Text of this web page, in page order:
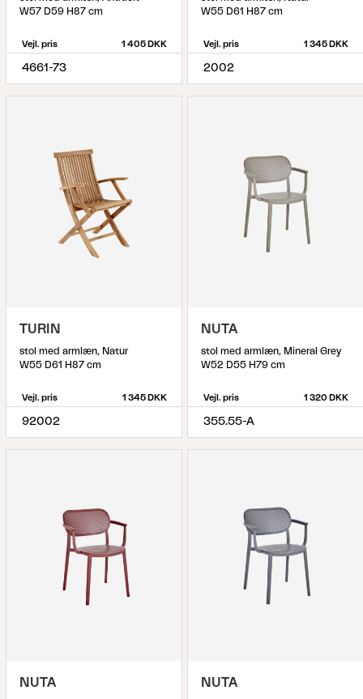
W57 D59 H87 cm
Vejl. pris 1 405 DKK
4661-73
W55 D61 H87 cm
Vejl. pris 1 345 DKK
2002
TURIN
stol med armlæn, Natur
W55 D61 H87 cm
Vejl. pris 1 345 DKK
92002
NUTA
stol med armlæn, Mineral Grey
W52 D55 H79 cm
Vejl. pris 1 320 DKK
355.55-A
NUTA NUTA